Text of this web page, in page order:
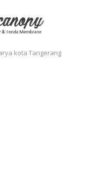
kota Tangerang